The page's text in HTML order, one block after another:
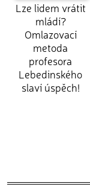
Lze lidem vrátit
mládí?
Omlazovací
metoda
profesora
Lebedinského
slaví úspěch!